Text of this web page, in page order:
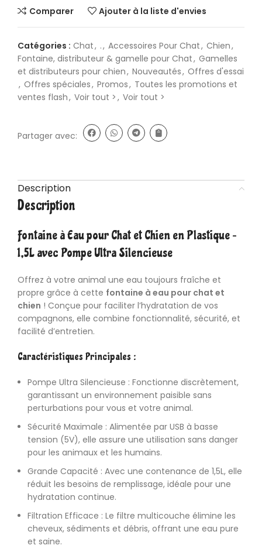
Comparer
Ajouter à la liste d'envies
Catégories : Chat, ., Accessoires Pour Chat, Chien,
Fontaine, distributeur & gamelle pour Chat, Gamelles
et distributeurs pour chien, Nouveautés, Offres d'essai
, Offres spéciales, Promos, Toutes les promotions et
ventes flash, Voir tout > , Voir tout >
Partager avec:
Description
Description
Fontaine à Eau pour Chat et Chien en Plastique –
1,5L avec Pompe Ultra Silencieuse
Offrez à votre animal une eau toujours fraîche et
propre grâce à cette fontaine à eau pour chat et
chien ! Conçue pour faciliter l’hydratation de vos
compagnons, elle combine fonctionnalité, sécurité, et
facilité d’entretien.
Caractéristiques Principales :
Pompe Ultra Silencieuse : Fonctionne discrètement,
garantissant un environnement paisible sans
perturbations pour vous et votre animal.
Sécurité Maximale : Alimentée par USB à basse
tension (5V), elle assure une utilisation sans danger
pour les animaux et les humains.
Grande Capacité : Avec une contenance de 1,5L, elle
réduit les besoins de remplissage, idéale pour une
hydratation continue.
Filtration Efficace : Le filtre multicouche élimine les
cheveux, sédiments et débris, offrant une eau pure
et saine.